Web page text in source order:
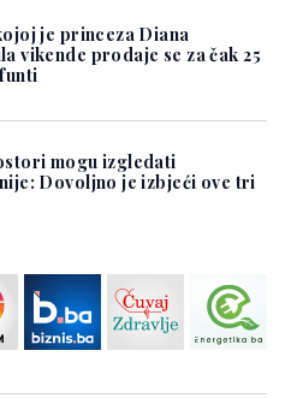
je princeza Diana
vikende prodaje se za čak 25
mogu izgledati
Dovoljno je izbjeći ove tri